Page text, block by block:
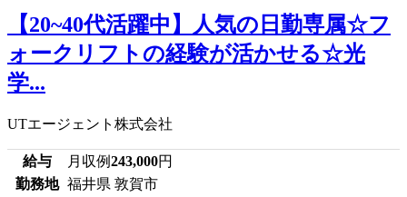
【20~40代活躍中】人気の日勤専属☆フ
ォークリフトの経験が活かせる☆光
学...
UTエージェント株式会社
給与 月収例243,000円
勤務地 福井県 敦賀市